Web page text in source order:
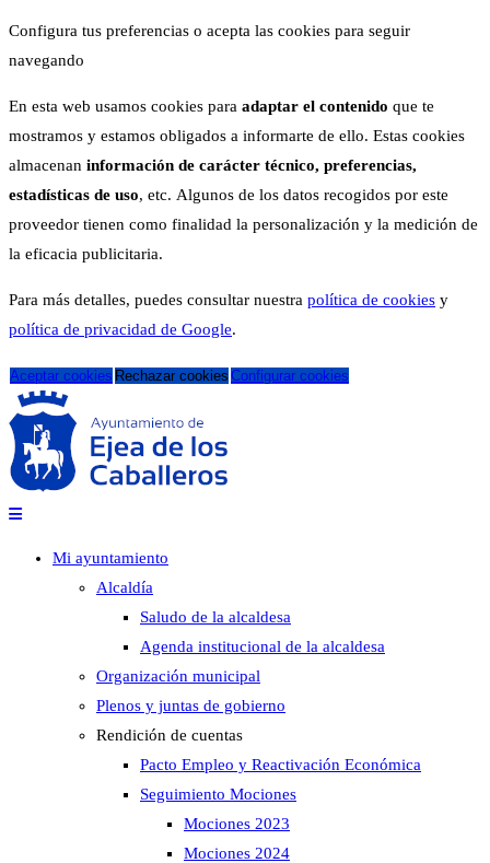
Configura tus preferencias o acepta las cookies para seguir
navegando
En esta web usamos cookies para adaptar el contenido que te
mostramos y estamos obligados a informarte de ello. Estas cookies
almacenan información de carácter técnico, preferencias,
estadísticas de uso, etc. Algunos de los datos recogidos por este
proveedor tienen como finalidad la personalización y la medición de
la eficacia publicitaria.
Para más detalles, puedes consultar nuestra política de cookies y
política de privacidad de Google.
Aceptar cookies Rechazar cookies Configurar cookies
Mi ayuntamiento
Alcaldía
Saludo de la alcaldesa
Agenda institucional de la alcaldesa
Organización municipal
Plenos y juntas de gobierno
Rendición de cuentas
Pacto Empleo y Reactivación Económica
Seguimiento Mociones
Mociones 2023
Mociones 2024